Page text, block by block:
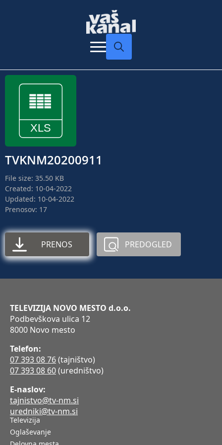
TVKNM20200911
File size: 35.50 KB
Created: 10-04-2022
Updated: 10-04-2022
Prenosov: 17
PRENOS PREDOGLED
TELEVIZIJA NOVO MESTO d.o.o.
Podbevškova ulica 12
8000 Novo mesto
Telefon:
07 393 08 76(tajništvo)
07 393 08 60(uredništvo)
E-naslov:
tajnistvo@tv-nm.si
uredniki@tv-nm.si
Televizija
Oglaševanje